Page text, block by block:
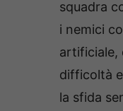
squadra
i nemici
artificiale,
difficoltà
la sfida